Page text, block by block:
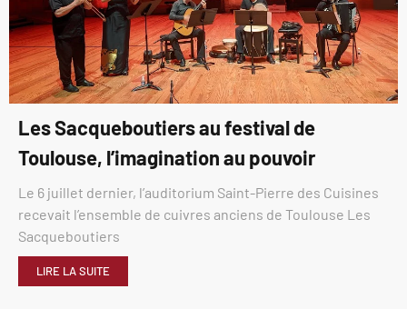
Les Sacqueboutiers au festival de
Toulouse, l’imagination au pouvoir
Le 6 juillet dernier, l’auditorium Saint-Pierre des Cuisines
recevait l’ensemble de cuivres anciens de Toulouse Les
Sacqueboutiers
LIRE LA SUITE